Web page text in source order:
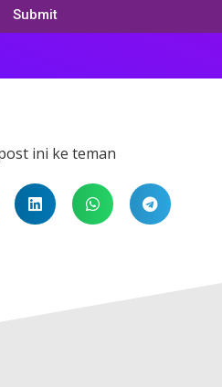
Submit
ini ke teman